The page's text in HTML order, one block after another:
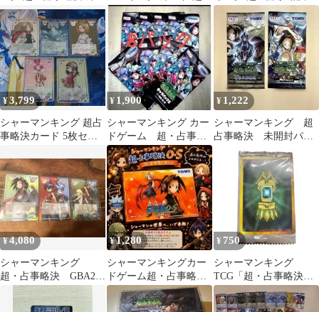
ド GB Ver. 4枚まとめ売
り
占事略決 侍/月心 2枚
とめ売り
¥3,799
シャーマンキング 超占
事略決カード 5枚セッ
¥ 1,900
シャーマンキング カー
ドゲーム 超・占事略
決 麻倉葉 未開封
トレカ 8パック
¥ 1,222
シャーマンキング 超
占事略決 未開封パッ
ク まとめ売り
¥4,080
シャーマンキング
超・占事略決 GBA2
Ver 3枚セット
¥1,280
シャーマンキングカー
ドゲーム超・占事略決
O・Sスターター1 ※シ
ュリンク付1個
¥ 750
シャーマンキング
TCG「超・占事略決」
玉村たまお 未開封 送
料無料